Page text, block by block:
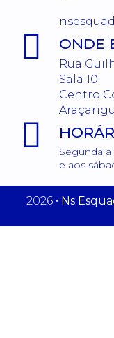
ONDE
Rua
Sala 10
Centro
Segunda a
e aos
2026 • Ns